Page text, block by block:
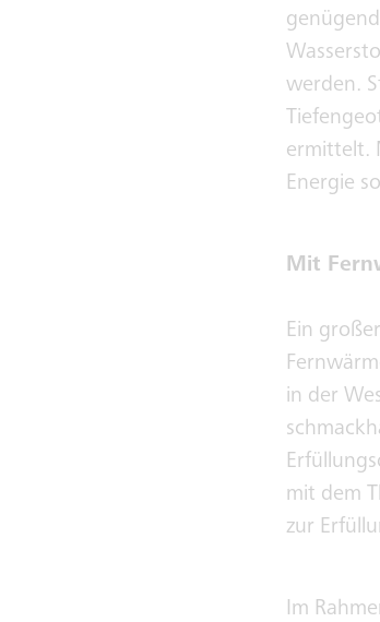
werden.
ermittelt.
Energie
Mit
Ein
in der
mit dem
zur
Im